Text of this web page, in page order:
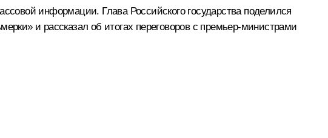
информации. Глава Российского государства поделился
и рассказал об итогах переговоров с премьер-министрами